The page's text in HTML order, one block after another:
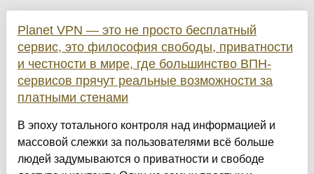
Planet VPN — это не просто бесплатный
сервис, это философия свободы, приватности
и честности в мире, где большинство ВПН-
сервисов прячут реальные возможности за
платными стенами
В эпоху тотального контроля над информацией и
массовой слежки за пользователями всё больше
людей задумываются о приватности и свободе